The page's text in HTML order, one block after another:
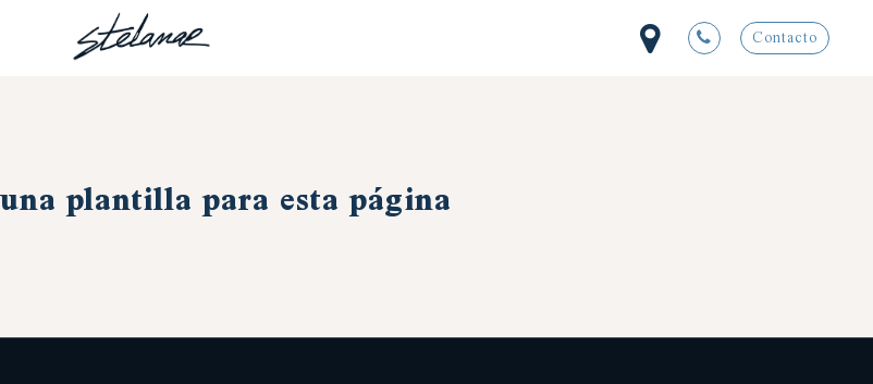
Contacto
plantilla para esta página